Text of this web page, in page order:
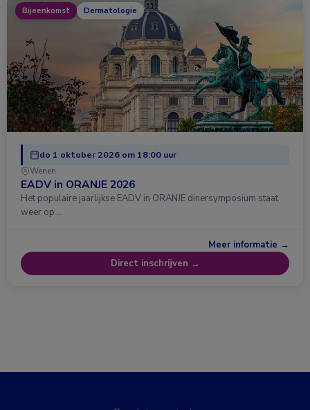
Bijeenkomst Dermatologie
do 1 oktober 2026 om 18:00 uur
Wenen
EADV in ORANJE 2026
Het populaire jaarlijkse EADV in ORANJE dinersymposium staat
weer op …
Meer informatie →
Direct inschrijven →